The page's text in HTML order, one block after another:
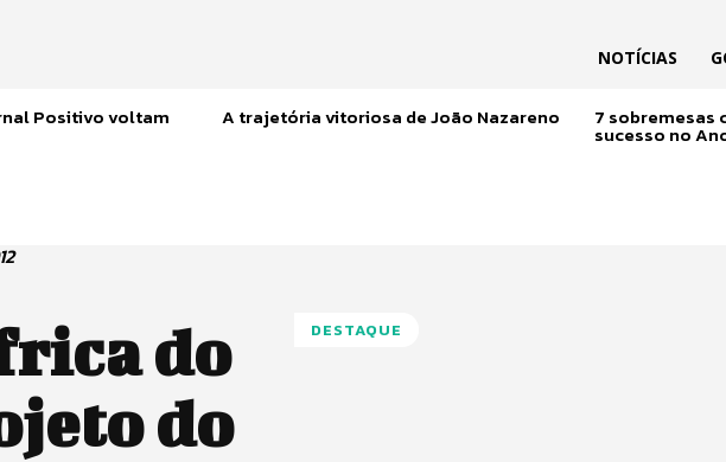
NOTÍCIAS
Positivo voltam A trajetória vitoriosa de João Nazareno 7 sobremesas
sucesso no
do
do
DESTAQUE